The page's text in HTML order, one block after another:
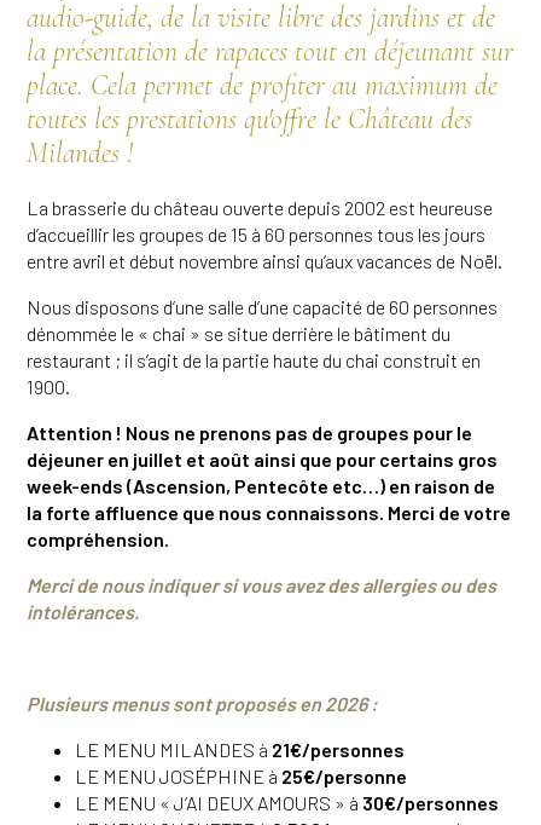
audio-guide, de la visite libre des jardins et de
la présentation de rapaces tout en déjeunant sur
place. Cela permet de profiter au maximum de
toutes les prestations qu'offre le Château des
Milandes !
La brasserie du château ouverte depuis 2002 est heureuse
d’accueillir les groupes de 15 à 60 personnes tous les jours
entre avril et début novembre ainsi qu’aux vacances de Noël.
Nous disposons d’une salle d’une capacité de 60 personnes
dénommée le « chai » se situe derrière le bâtiment du
restaurant ; il s’agit de la partie haute du chai construit en
1900.
Attention ! Nous ne prenons pas de groupes pour le
déjeuner en juillet et août ainsi que pour certains gros
week-ends (Ascension, Pentecôte etc…) en raison de
la forte affluence que nous connaissons. Merci de votre
compréhension.
Merci de nous indiquer si vous avez des allergies ou des
intolérances.
Plusieurs menus sont proposés en 2026 :
LE MENU MILANDES à 21€/personnes
LE MENU JOSÉPHINE à 25€/personne
LE MENU « J’AI DEUX AMOURS » à 30€/personnes